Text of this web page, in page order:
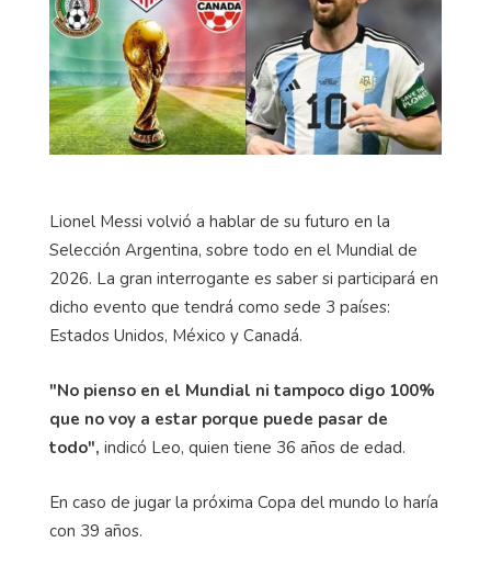
Lionel Messi volvió a hablar de su futuro en la
Selección Argentina, sobre todo en el Mundial de
2026. La gran interrogante es saber si participará en
dicho evento que tendrá como sede 3 países:
Estados Unidos, México y Canadá.
"No pienso en el Mundial ni tampoco digo 100%
que no voy a estar porque puede pasar de
todo", indicó Leo, quien tiene 36 años de edad.
En caso de jugar la próxima Copa del mundo lo haría
con 39 años.